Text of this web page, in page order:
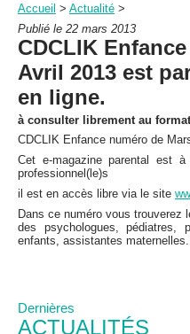
À
SITES
Dernières
ACTUALITÉS
Accueil > Actualité >
Publié le 22 mars 2013
CDCLIK
Avril 2013 est
en ligne.
à consulter librement au
CDCLIK Enfance numéro de
Cet e-magazine parental est
professionnel(le)s
il est en accès libre via le site
Dans ce numéro vous trouverez
des psychologues, pédiatres,
enfants, assistantes maternelles...